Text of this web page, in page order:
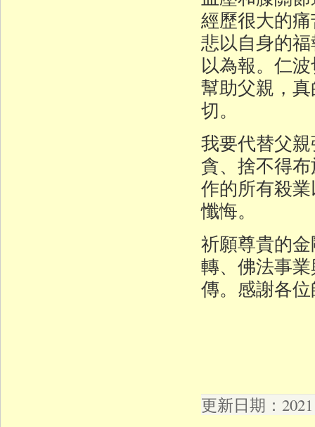
經歷很大的
悲以自身的
以為報。仁
幫助父親，
切。
我要代替父
貪、捨不得
作的所有殺
懺悔。
祈願尊貴的
轉、佛法事
傳。感謝各
更新日期：